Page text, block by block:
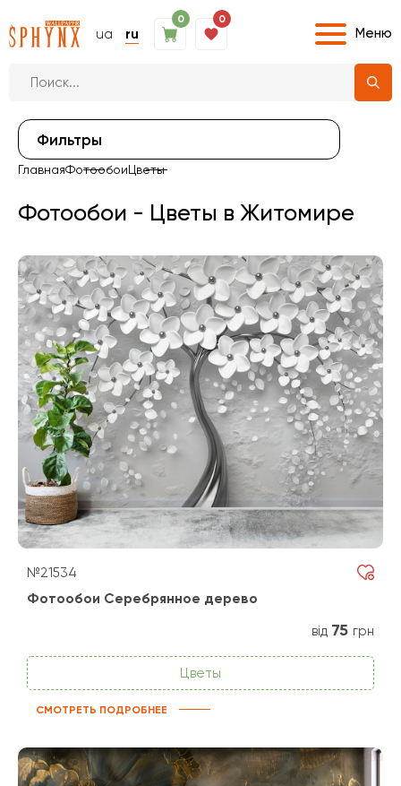
ua ru
0 0
Меню
Фильтры
ГлавнаяФотообоиЦветы
Фотообои - Цветы в Житомире
№21534
Фотообои Серебрянное дерево
від 75 грн
Цветы
СМОТРЕТЬ ПОДРОБНЕЕ